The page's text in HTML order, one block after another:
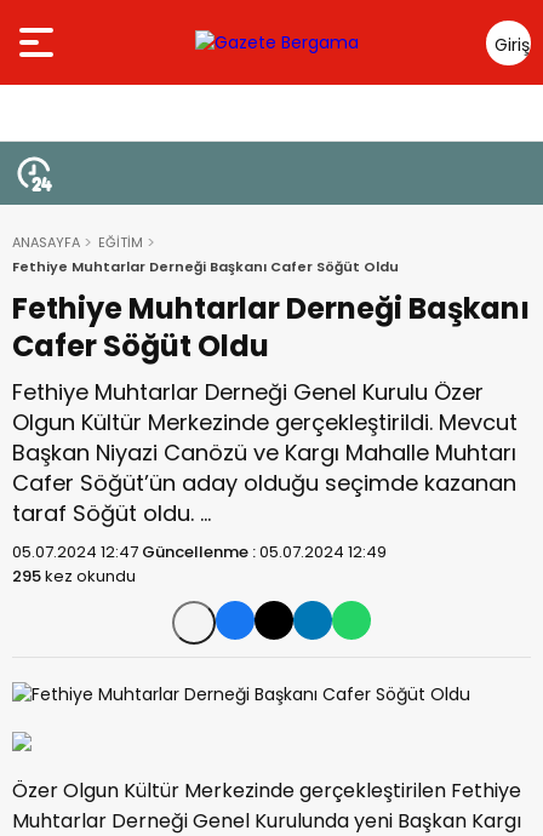
Giriş
Yap
ANASAYFA
EĞİTİM
Fethiye Muhtarlar Derneği Başkanı Cafer Söğüt Oldu
Fethiye Muhtarlar Derneği Başkanı
Cafer Söğüt Oldu
Fethiye Muhtarlar Derneği Genel Kurulu Özer
Olgun Kültür Merkezinde gerçekleştirildi. Mevcut
Başkan Niyazi Canözü ve Kargı Mahalle Muhtarı
Cafer Söğüt’ün aday olduğu seçimde kazanan
taraf Söğüt oldu. …
05.07.2024 12:47 Güncellenme :05.07.2024 12:49
295kez okundu
Özer Olgun Kültür Merkezinde gerçekleştirilen Fethiye
Muhtarlar Derneği Genel Kurulunda yeni Başkan Kargı